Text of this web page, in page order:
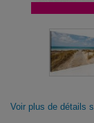
Voir plus de détails